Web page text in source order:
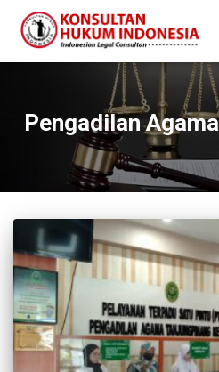
Pengadilan